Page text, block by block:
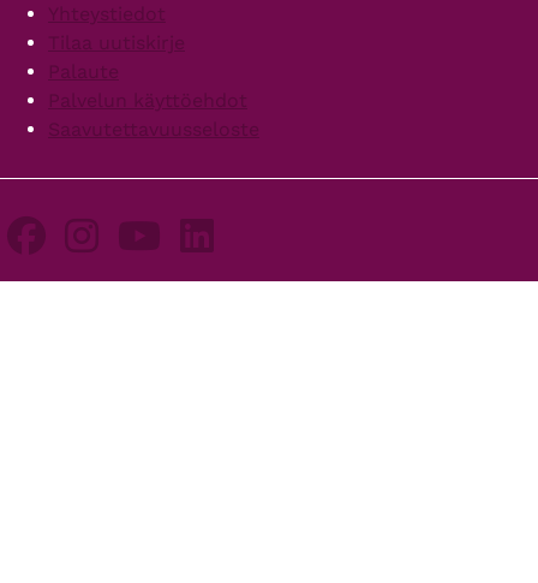
Yhteystiedot
Tilaa uutiskirje
Palaute
Palvelun käyttöehdot
Saavutettavuusseloste